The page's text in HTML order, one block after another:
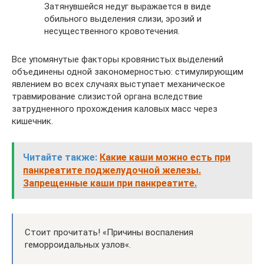
Затянувшейся недуг выражается в виде
обильного выделения слизи, эрозий и
несущественного кровотечения.
Все упомянутые факторы кровянистых выделений
объединены одной закономерностью: стимулирующим
явлением во всех случаях выступает механическое
травмирование слизистой органа вследствие
затрудненного прохождения каловых масс через
кишечник.
Читайте также: Какие каши можно есть при
панкреатите поджелудочной железы.
Запрещенные каши при панкреатите.
Стоит прочитать! «Причины воспаления
геморроидальных узлов«.